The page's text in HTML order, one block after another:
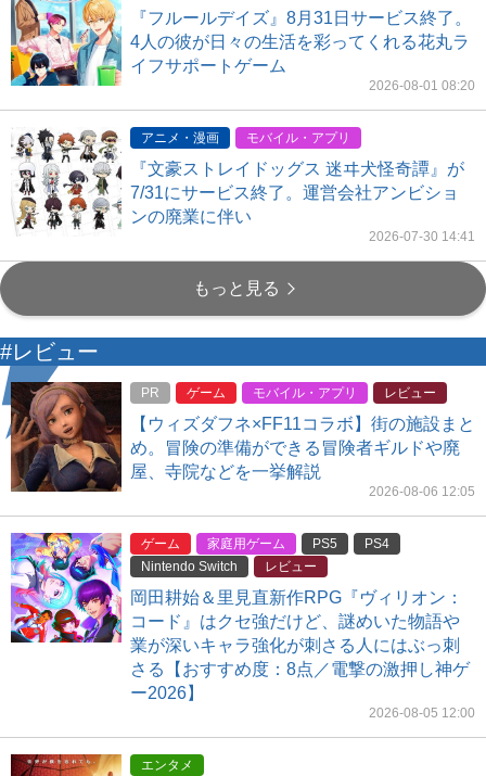
『フルールデイズ』8月31日サービス終了。
4人の彼が日々の生活を彩ってくれる花丸ラ
イフサポートゲーム
2026-08-01 08:20
アニメ・漫画 モバイル・アプリ
『文豪ストレイドッグス 迷ヰ犬怪奇譚』が
7/31にサービス終了。運営会社アンビショ
ンの廃業に伴い
2026-07-30 14:41
もっと見る
#レビュー
PR ゲーム モバイル・アプリ レビュー
【ウィズダフネ×FF11コラボ】街の施設まと
め。冒険の準備ができる冒険者ギルドや廃
屋、寺院などを一挙解説
2026-08-06 12:05
ゲーム 家庭用ゲーム PS5
PS4
Nintendo Switch
レビュー
岡田耕始＆里見直新作RPG『ヴィリオン：
コード』はクセ強だけど、謎めいた物語や
業が深いキャラ強化が刺さる人にはぶっ刺
さる【おすすめ度：8点／電撃の激押し神ゲ
ー2026】
2026-08-05 12:00
エンタメ